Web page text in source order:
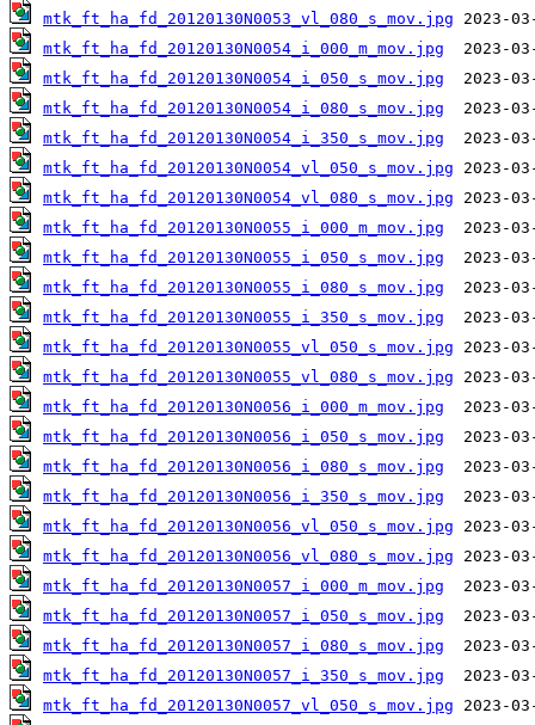
mtk_ft_ha_fd_20120130N0053_vl_080_s_mov.jpg
mtk_ft_ha_fd_20120130N0054_i_000_m_mov.jpg
mtk_ft_ha_fd_20120130N0054_i_050_s_mov.jpg
mtk_ft_ha_fd_20120130N0054_i_080_s_mov.jpg
mtk_ft_ha_fd_20120130N0054_i_350_s_mov.jpg
mtk_ft_ha_fd_20120130N0054_vl_050_s_mov.jpg
mtk_ft_ha_fd_20120130N0054_vl_080_s_mov.jpg
mtk_ft_ha_fd_20120130N0055_i_000_m_mov.jpg
mtk_ft_ha_fd_20120130N0055_i_050_s_mov.jpg
mtk_ft_ha_fd_20120130N0055_i_080_s_mov.jpg
mtk_ft_ha_fd_20120130N0055_i_350_s_mov.jpg
mtk_ft_ha_fd_20120130N0055_vl_050_s_mov.jpg
mtk_ft_ha_fd_20120130N0055_vl_080_s_mov.jpg
mtk_ft_ha_fd_20120130N0056_i_000_m_mov.jpg
mtk_ft_ha_fd_20120130N0056_i_050_s_mov.jpg
mtk_ft_ha_fd_20120130N0056_i_080_s_mov.jpg
mtk_ft_ha_fd_20120130N0056_i_350_s_mov.jpg
mtk_ft_ha_fd_20120130N0056_vl_050_s_mov.jpg
mtk_ft_ha_fd_20120130N0056_vl_080_s_mov.jpg
mtk_ft_ha_fd_20120130N0057_i_000_m_mov.jpg
mtk_ft_ha_fd_20120130N0057_i_050_s_mov.jpg
mtk_ft_ha_fd_20120130N0057_i_080_s_mov.jpg
mtk_ft_ha_fd_20120130N0057_i_350_s_mov.jpg
mtk_ft_ha_fd_20120130N0057_vl_050_s_mov.jpg